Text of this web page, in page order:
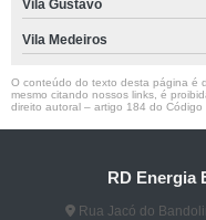
Vila Gustavo
Vila Medeiros
O conteúdo do texto desta página é
mesmo citando nossos links, é
direito autoral – artigo 184 do Código
RD Energia
Rua Jacó do